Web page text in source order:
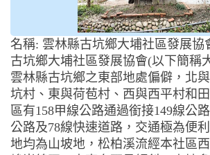
名稱: 雲林縣古坑鄉大埔社區發展協
古坑鄉大埔社區發展協會(以下簡稱
雲林縣古坑鄉之東部地處偏僻，北
坑村、東與荷苞村、西與西平村和
區有158甲線公路通過銜接149線公
公路及78線快速道路，交通極為便
地均為山坡地，松柏溪流經本社區